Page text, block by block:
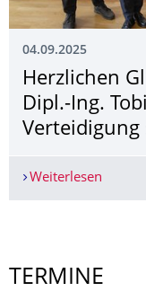
04.09.2025
Herzlichen
Dipl.-Ing.
Verteidigung
Weiterlesen
TERMINE